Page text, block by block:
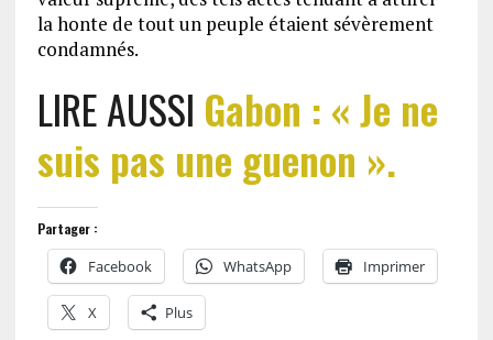
la honte de tout un peuple étaient sévèrement
condamnés.
LIRE AUSSI Gabon : « Je ne
suis pas une guenon ».
Partager :
Facebook WhatsApp Imprimer
X Plus